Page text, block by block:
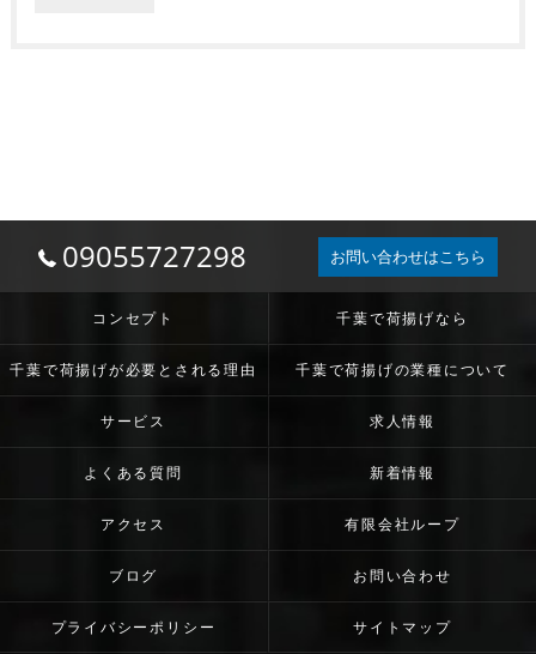
09055727298 お問い合わせはこちら
コンセプト 千葉で荷揚げなら
千葉で荷揚げが必要とされる理由 千葉で荷揚げの業種について
サービス 求人情報
よくある質問 新着情報
アクセス 有限会社ループ
ブログ お問い合わせ
プライバシーポリシー サイトマップ